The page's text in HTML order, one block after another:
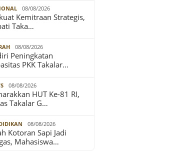
08/08/2026
Kemitraan Strategis,
Taka…
08/08/2026
Peningkatan
PKK Takalar…
08/08/2026
HUT Ke-81 RI,
Takalar G…
08/08/2026
Kotoran Sapi Jadi
Mahasiswa…